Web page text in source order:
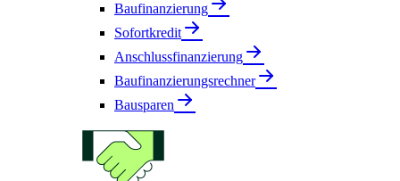
Baufinanzierung
Sofortkredit
Anschlussfinanzierung
Baufinanzierungsrechner
Bausparen